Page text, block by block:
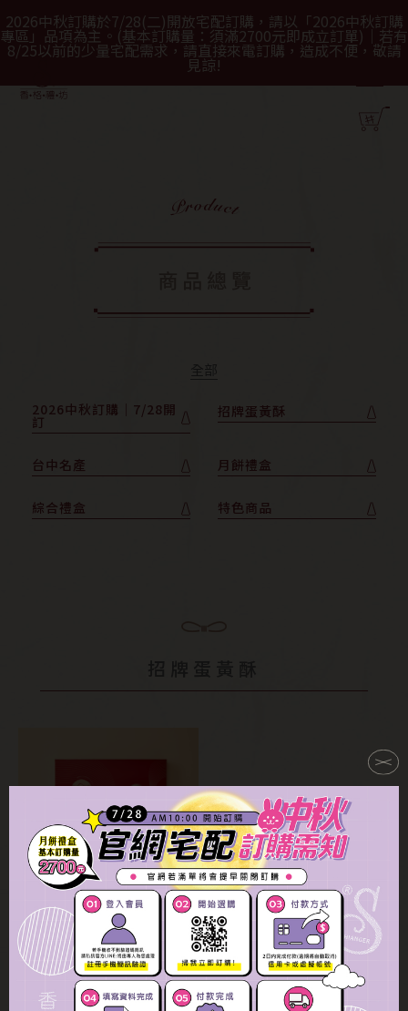
2026中秋訂購於7/28(二)開放宅配訂購，請以「2026中秋訂購
專區」品項為主。(基本訂購量：須滿2700元即成立訂單)｜若有
8/25以前的少量宅配需求，請直接來電訂購，造成不便，敬請
見諒!
2026中秋訂購｜7/28開
訂
招牌蛋黃酥
台中名產 月餅禮盒
綜合禮盒 特色商品
蛋黃酥15入
NT$690